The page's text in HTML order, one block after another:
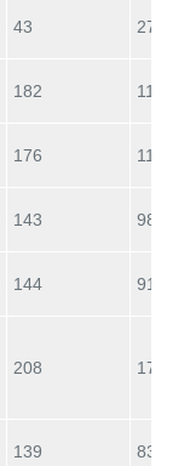
43 27
182 112
176 119
143 98
144 91
208 175
139 83